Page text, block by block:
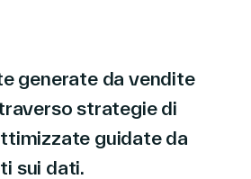
generate da vendite
strategie di
guidate da
sui dati.